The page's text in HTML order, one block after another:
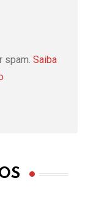
spam. Saiba